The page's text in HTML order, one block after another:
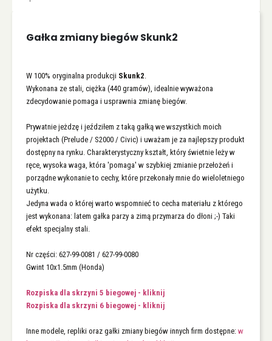
Gałka zmiany biegów Skunk2
W 100% oryginalna produkcji Skunk2.
Wykonana ze stali, ciężka (440 gramów), idealnie wyważona
zdecydowanie pomaga i usprawnia zmianę biegów.
Prywatnie jeżdzę i jeździłem z taką gałką we wszystkich moich
projektach (Prelude / S2000 / Civic) i uważam je za najlepszy produkt
dostępny na rynku. Charakterystyczny kształt, który świetnie leży w
ręce, wysoka waga, która 'pomaga' w szybkiej zmianie przełożeń i
porządne wykonanie to cechy, które przekonały mnie do wieloletniego
użytku.
Jedyna wada o której warto wspomnieć to cecha materiału z którego
jest wykonana: latem gałka parzy a zimą przymarza do dłoni ;-) Taki
efekt specjalny stali.
Nr części: 627-99-0081 / 627-99-0080
Gwint 10x1.5mm (Honda)
Rozpiska dla skrzyni 5 biegowej - kliknij
Rozpiska dla skrzyni 6 biegowej - kliknij
Inne modele, repliki oraz gałki zmiany biegów innych firm dostępne: w